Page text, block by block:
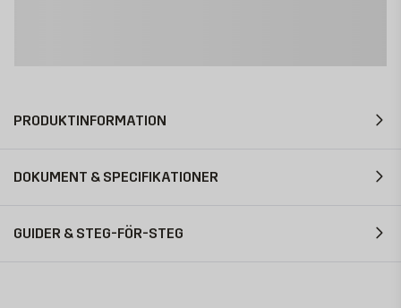
PRODUKTINFORMATION
DOKUMENT & SPECIFIKATIONER
GUIDER & STEG-FÖR-STEG